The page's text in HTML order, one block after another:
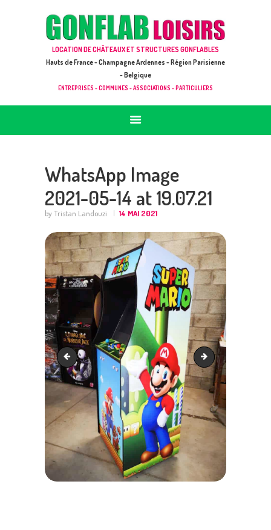
LOCATION DE CHÂTEAUX ET STRUCTURES GONFLABLES
Hauts de France - Champagne Ardennes - Région Parisienne
- Belgique
ENTREPRISES - COMMUNES - ASSOCIATIONS - PARTICULIERS
GONFLAB LOISIRS
ACCUEIL
JEUX À LOUER & PRESTATIONS
CATALOGUE / TARIF
DEMANDE DE DEVIS (SOUS 24H)
WhatsApp Image
2021-05-14 at 19.07.21
by Tristan Landouzi 14 MAI 2021
WhatsApp Image 2021-05-14 at 19.07.21 (3) WhatsApp Image